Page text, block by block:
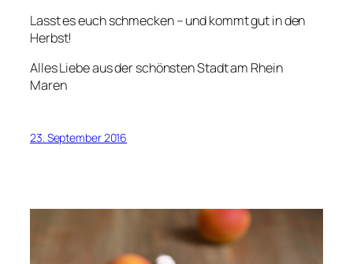
Lasst es euch schmecken – und kommt gut in den
Herbst!
Alles Liebe aus der schönsten Stadt am Rhein
Maren
23. September 2016